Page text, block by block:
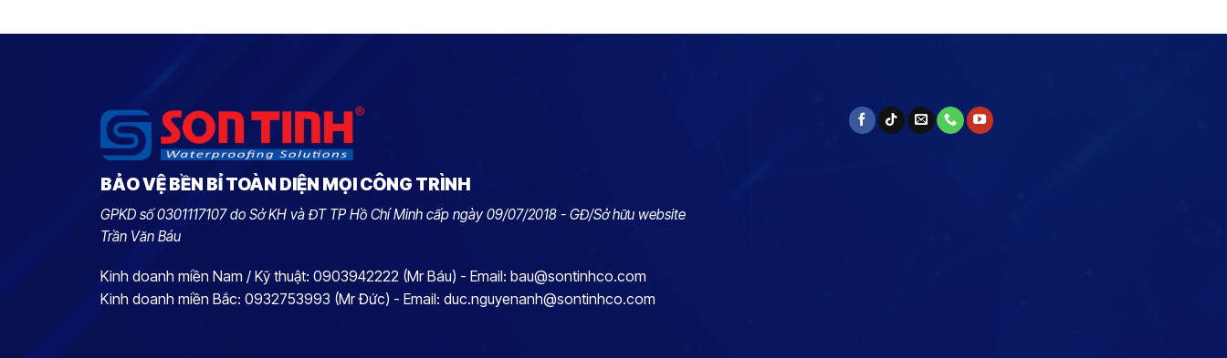
BẢO VỆ BỀN BỈ TOÀN DIỆN MỌI CÔNG TRÌNH
GPKD số 0301117107 do Sở KH và ĐT TP Hồ Chí Minh cấp ngày 09/07/2018 - GĐ/Sở hữu website
Trần Văn Báu
Kinh doanh miền Nam / Kỹ thuật: 0903942222 (Mr Báu) - Email: bau@sontinhco.com
Kinh doanh miền Bắc: 0932753993 (Mr Đức) - Email: duc.nguyenanh@sontinhco.com